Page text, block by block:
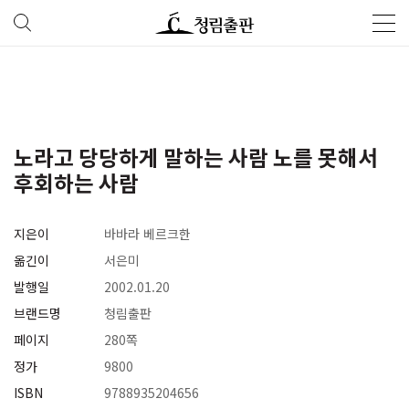
노라고 당당하게 말하는 사람 노를 못해서
후회하는 사람
지은이
옮긴이
발행일
브랜드명
페이지
정가
ISBN
바바라 베르크한
서은미
2002.01.20
청림출판
280쪽
9800
9788935204656